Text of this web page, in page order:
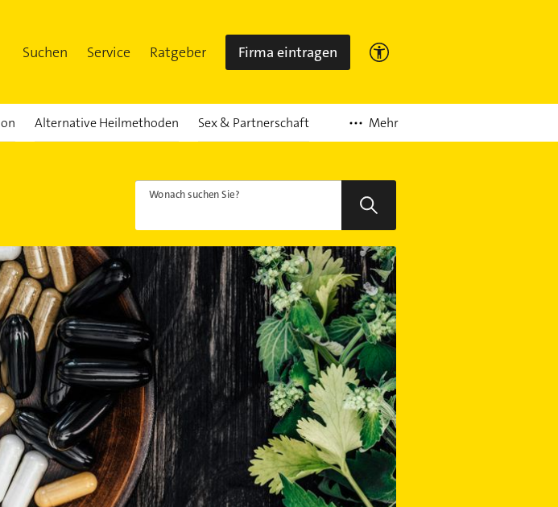
Suchen Service Ratgeber Firma eintragen
Alternative Heilmethoden Sex & Partnerschaft Mehr
Wonach suchen Sie?